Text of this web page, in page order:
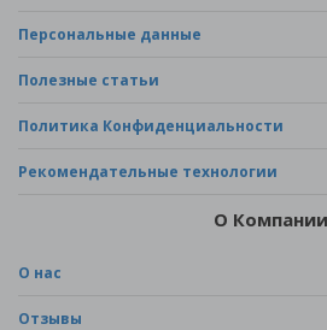
Персональные данные
Полезные статьи
Политика Конфиденциальности
Рекомендательные технологии
О Компании
О нас
Отзывы